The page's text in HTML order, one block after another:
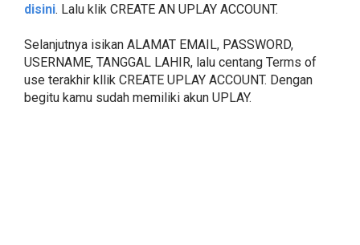
disini. Lalu klik CREATE AN UPLAY ACCOUNT.
Selanjutnya isikan ALAMAT EMAIL, PASSWORD,
USERNAME, TANGGAL LAHIR, lalu centang Terms of
use terakhir kllik CREATE UPLAY ACCOUNT. Dengan
begitu kamu sudah memiliki akun UPLAY.